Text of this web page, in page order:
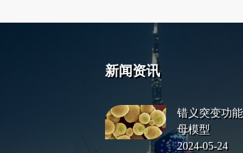
新闻资讯
错义突变功
母模型
2024-05-24